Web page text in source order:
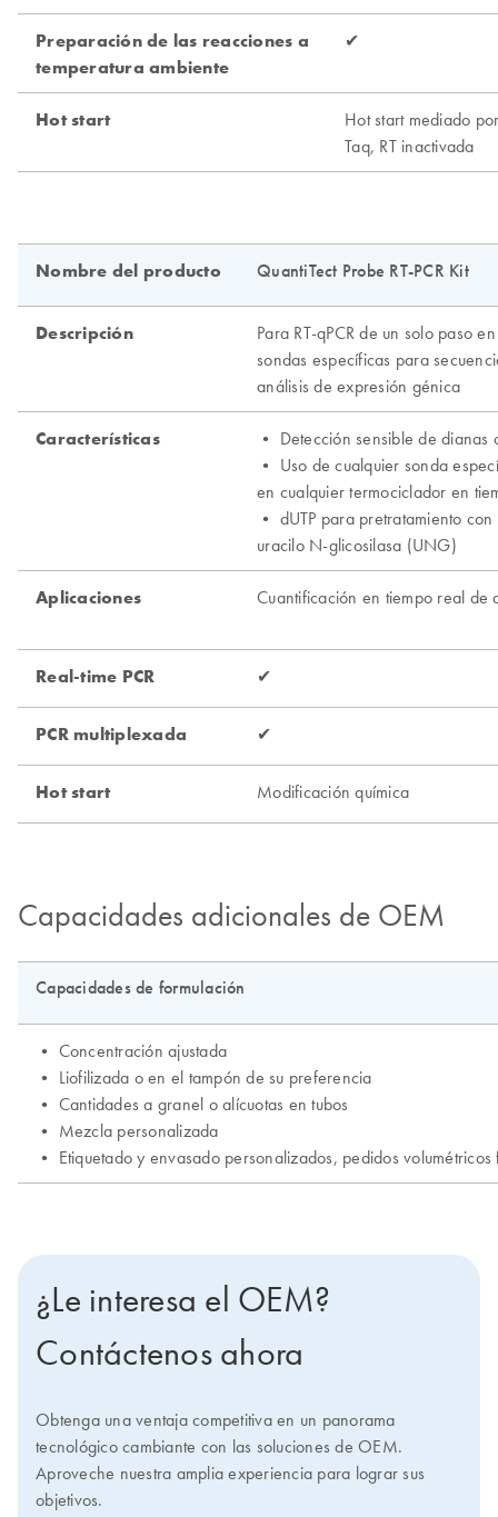
Capacidades adicionales de OEM
¿Le interesa el OEM?
Contáctenos ahora
Obtenga una ventaja competitiva en un panorama
tecnológico cambiante con las soluciones de OEM.
Aproveche nuestra amplia experiencia para lograr sus
objetivos.